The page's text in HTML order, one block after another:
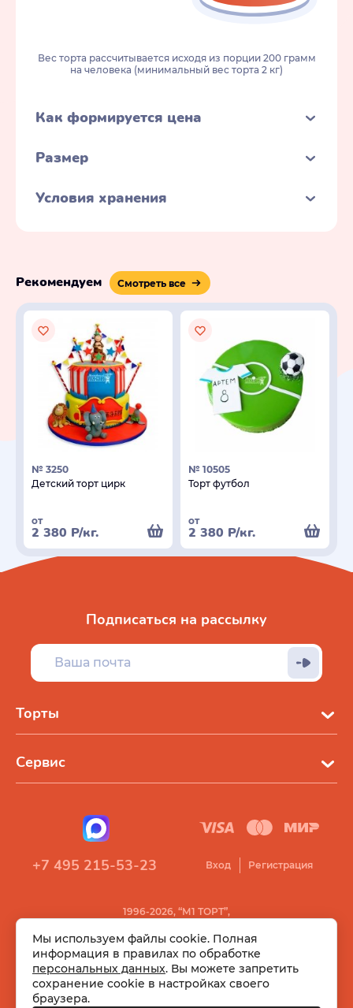
Вес торта рассчитывается исходя из порции 200 грамм
на человека (минимальный вес торта 2 кг)
Как формируется цена
Размер
Условия хранения
Рекомендуем Смотреть все
№ 3250
Детский торт цирк
от
2 380 Р/кг.
№ 10505
Торт футбол
от
2 380 Р/кг.
Торты
Сервис
Подписаться на рассылку
1996-2026, “М1 ТОРТ”,
+7 495 215-53-23 Вход Регистрация
Мы используем файлы cookie. Полная
информация в правилах по обработке
персональных данных. Вы можете запретить
сохранение cookie в настройках своего
браузера.